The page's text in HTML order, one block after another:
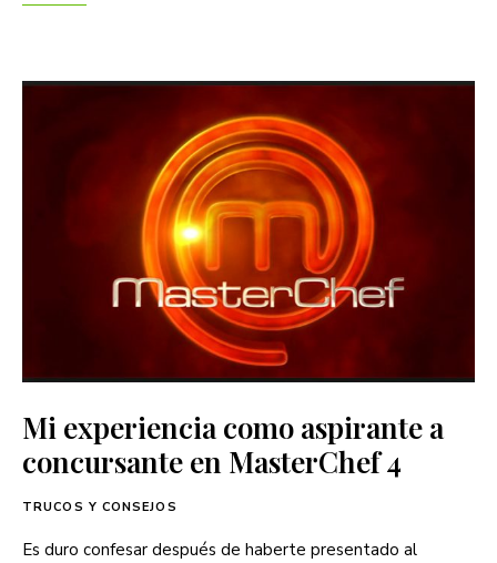
Mi experiencia como aspirante a
concursante en MasterChef 4
TRUCOS Y CONSEJOS
Es duro confesar después de haberte presentado al